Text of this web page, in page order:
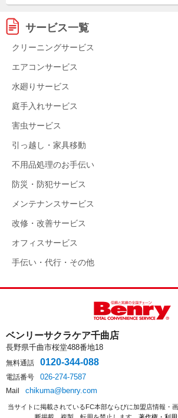
サービス一覧
クリーニングサービス
エアコンサービス
水廻りサービス
庭手入れサービス
害虫サービス
引っ越し・家具移動
不用品処理のお手伝い
防災・防犯サービス
メンテナンスサービス
改修・改善サービス
オフィスサービス
手伝い・代行・その他
ベンリーサクラケア千曲店
長野県千曲市桜堂488番地18
無料通話 0120-344-088
電話番号 026-274-7587
Mail chikuma@benry.com
当サイトに掲載されているFC本部ならびに加盟店情報・